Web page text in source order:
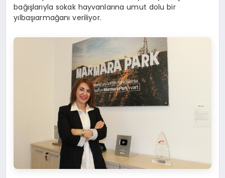
bağışlarıyla sokak hayvanlarına umut dolu bir
yılbaşıarmağanı veriliyor.